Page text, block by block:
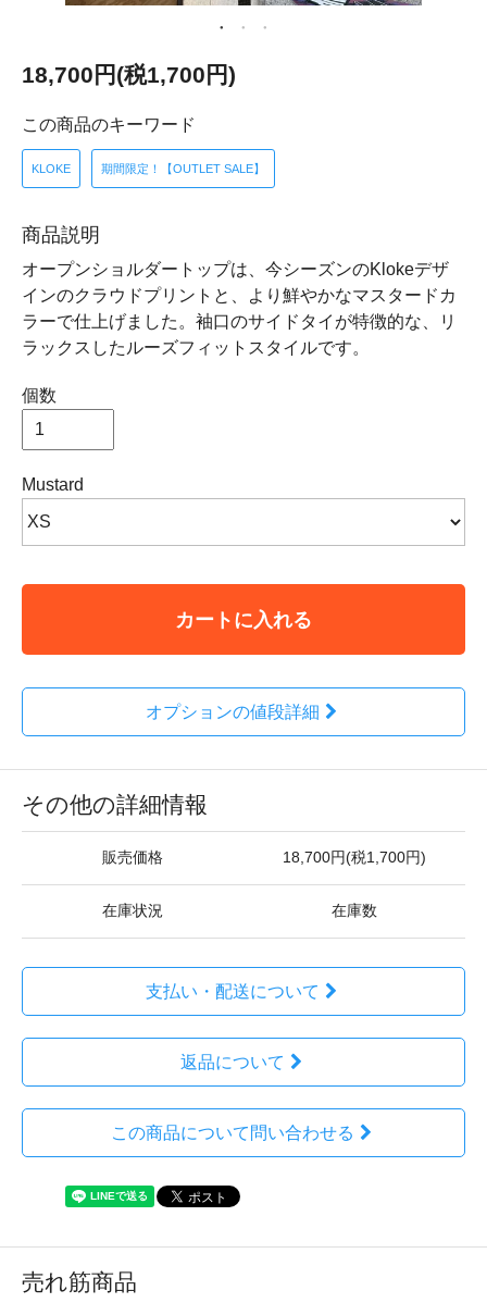
18,700円(税1,700円)
この商品のキーワード
KLOKE 期間限定！【OUTLET SALE】
商品説明
オープンショルダートップは、今シーズンのKlokeデザ
インのクラウドプリントと、より鮮やかなマスタードカ
ラーで仕上げました。袖口のサイドタイが特徴的な、リ
ラックスしたルーズフィットスタイルです。
個数
Mustard
カートに入れる
オプションの値段詳細
その他の詳細情報
販売価格 18,700円(税1,700円)
在庫状況 在庫数
支払い・配送について
返品について
この商品について問い合わせる
売れ筋商品